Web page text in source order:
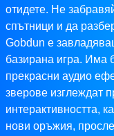
отидете. Не
спътници и да
Gobdun е
базирана игра. Има
прекрасни аудио
зверове изглеждат
интерактивността,
нови оръжия,